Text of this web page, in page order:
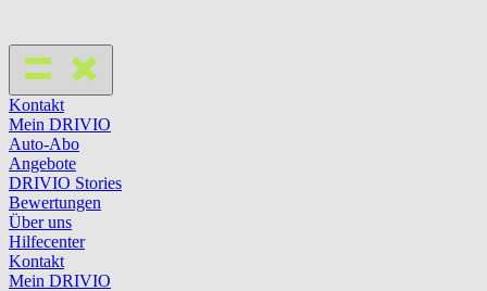
Kontakt
Mein DRIVIO
Auto-Abo
Angebote
DRIVIO Stories
Bewertungen
Über uns
Hilfecenter
Kontakt
Mein DRIVIO